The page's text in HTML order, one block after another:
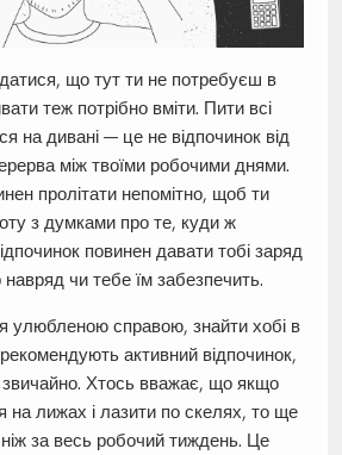
що тут ти не потребуєш в
теж потрібно вміти. Пити всі
на дивані — це не відпочинок від
між твоїми робочими днями.
пролітати непомітно, щоб ти
з думками про те, куди ж
повинен давати тобі заряд
навряд чи тебе їм забезпечить.
улюбленою справою, знайти хобі в
рекомендують активний відпочинок,
Хтось вважає, що якщо
на лижах і лазити по скелях, то ще
за весь робочий тиждень. Це